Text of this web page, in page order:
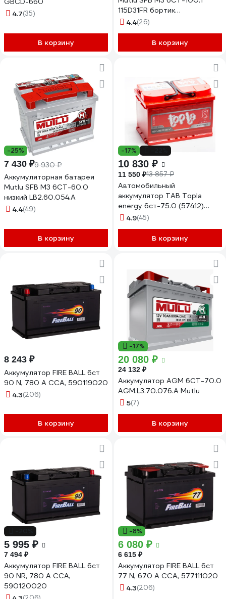
4.7(35)
В корзину
115D31FR бортик
D31.100.085.D
4.4(26)
В корзину
-25%
7 430 ₽9 930 ₽
Аккумуляторная батарея
Mutlu SFB M3 6СТ-60.0
низкий LB2.60.054.A
4.4(49)
В корзину
-17%
10 830 ₽
11 550 ₽13 857 ₽
Автомобильный
аккумулятор TAB Topla
energy 6ст-75.0 (57412)
108075
4.9(45)
В корзину
8 243 ₽
Аккумулятор FIRE BALL 6ст
90 N, 780 А CCA, 590119020
4.3(206)
В корзину
-17%
20 080 ₽
24 132 ₽
Аккумулятор AGM 6СТ-70.0
AGM.L3.70.076.A Mutlu
5(7)
В корзину
5 995 ₽
7 494 ₽
Аккумулятор FIRE BALL 6ст
90 NR, 780 А CCA,
590120020
-8%
6 080 ₽
6 615 ₽
Аккумулятор FIRE BALL 6ст
77 N, 670 А CCA, 577111020
4.3(206)